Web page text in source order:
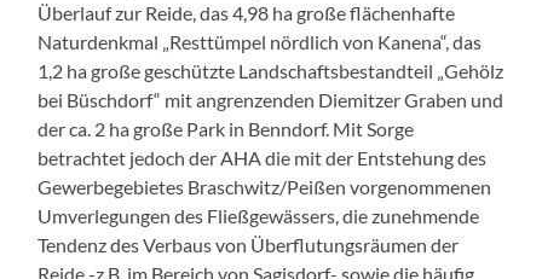
Überlauf zur Reide, das 4,98 ha große flächenhafte
Naturdenkmal „Resttümpel nördlich von Kanena“, das
1,2 ha große geschützte Landschaftsbestandteil „Gehölz
bei Büschdorf“ mit angrenzenden Diemitzer Graben und
der ca. 2 ha große Park in Benndorf. Mit Sorge
betrachtet jedoch der AHA die mit der Entstehung des
Gewerbegebietes Braschwitz/Peißen vorgenommenen
Umverlegungen des Fließgewässers, die zunehmende
Tendenz des Verbaus von Überflutungsräumen der
Reide -z.B. im Bereich von Sagisdorf- sowie die häufig